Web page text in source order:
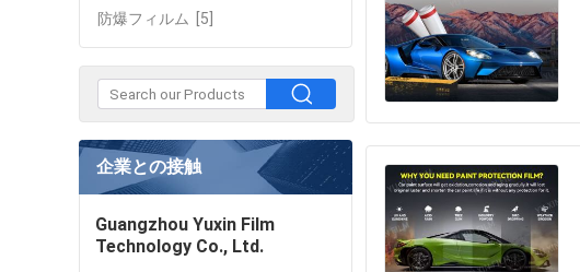
防爆フィルム [5]
企業との接触
Guangzhou Yuxin Film
Technology Co., Ltd.